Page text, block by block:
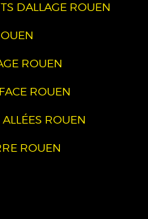
DALLAGE ROUEN
ROUEN
ROUEN
ROUEN
ROUEN